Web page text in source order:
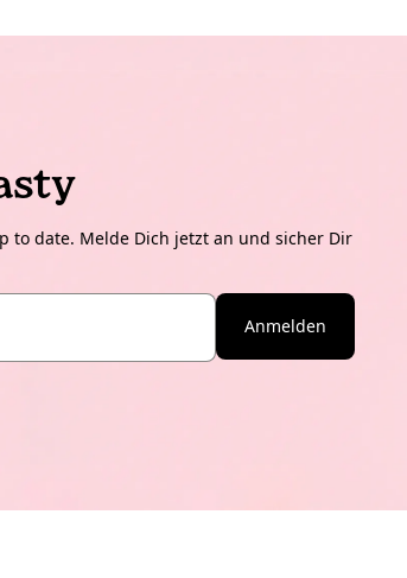
to date. Melde Dich jetzt an und sicher Dir
Anmelden